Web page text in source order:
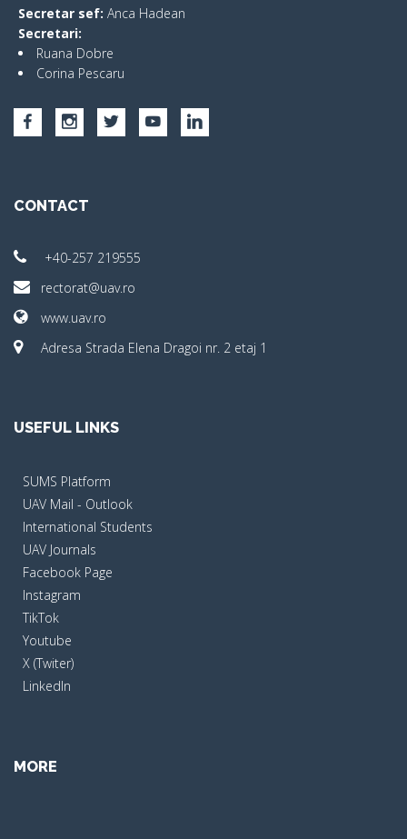
Secretar sef: Anca Hadean
Secretari:
Ruana Dobre
Corina Pescaru
CONTACT
+40-257 219555
rectorat@uav.ro
www.uav.ro
Adresa Strada Elena Dragoi nr. 2 etaj 1
USEFUL LINKS
SUMS Platform
UAV Mail - Outlook
International Students
UAV Journals
Facebook Page
Instagram
TikTok
Youtube
X (Twiter)
LinkedIn
MORE